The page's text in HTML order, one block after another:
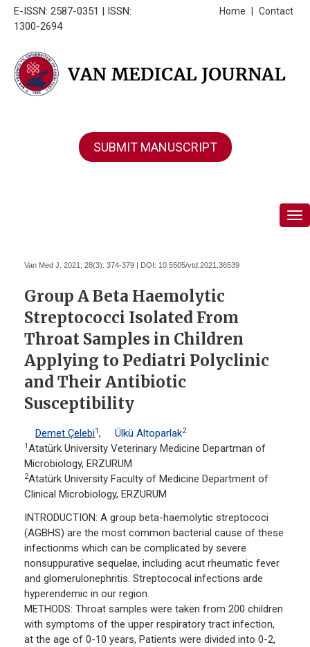
E-ISSN: 2587-0351 | ISSN:
1300-2694
Contact
Home
SUBMIT MANUSCRIPT
Van Med J. 2021; 28(3): 374-379 | DOI: 10.5505/vtd.2021.36539
Group A Beta Haemolytic
Streptococci Isolated From
Throat Samples in Children
Applying to Pediatri Polyclinic
and Their Antibiotic
Susceptibility
Demet Çelebi1, Ülkü Altoparlak2
1Atatürk University Veterinary Medicine Departman of
Microbiology, ERZURUM
2Atatürk University Faculty of Medicine Department of
Clinical Microbiology, ERZURUM
INTRODUCTION: A group beta-haemolytic streptococi
(AGBHS) are the most common bacterial cause of these
infectionms which can be complicated by severe
nonsuppurative sequelae, including acut rheumatic fever
and glomerulonephritis. Streptococal infections arde
hyperendemic in our region.
METHODS: Throat samples were taken from 200 children
with symptoms of the upper respiratory tract infection,
at the age of 0-10 years, Patients were divided into 0-2,